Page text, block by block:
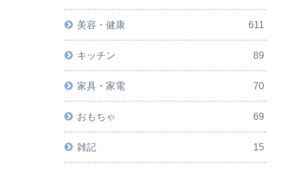
美容・健康 611
キッチン 89
家具・家電 70
おもちゃ 69
雑記 15